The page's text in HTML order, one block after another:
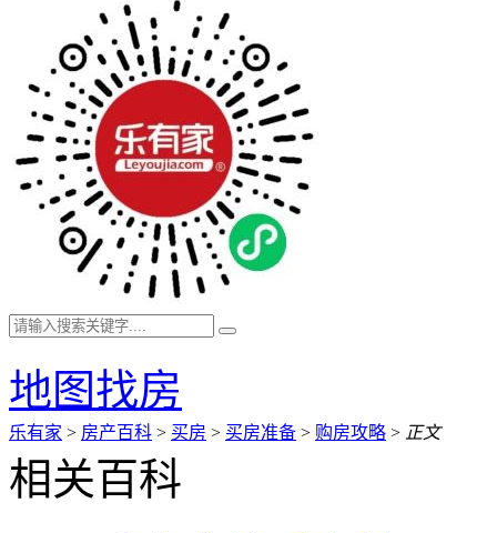
地图找房
乐有家 > 房产百科 > 买房 > 买房准备 > 购房攻略 > 正文
相关百科